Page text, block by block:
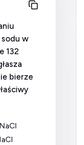
w
132
bierze